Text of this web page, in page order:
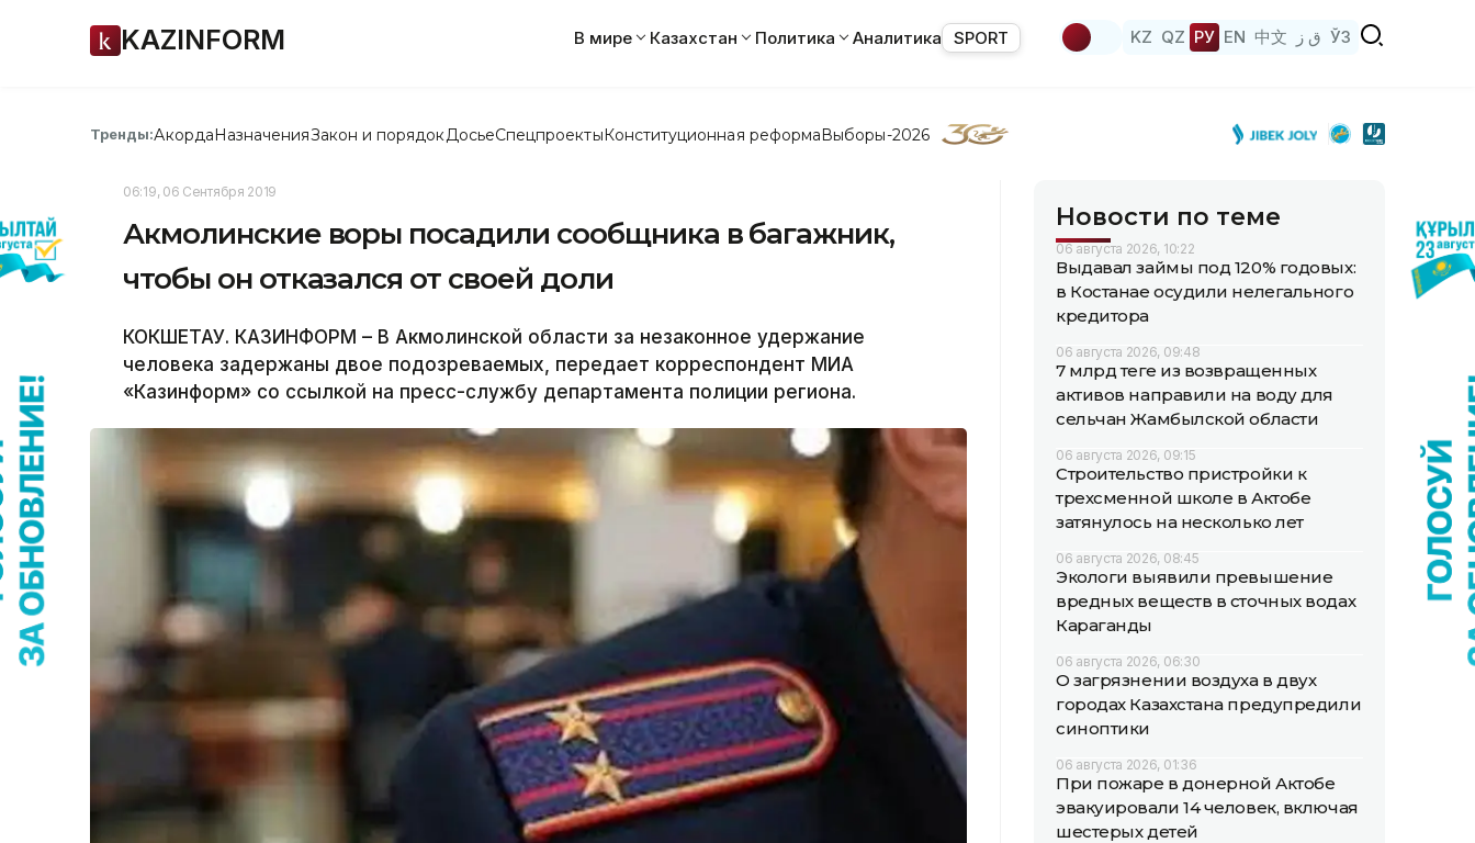
KAZINFORM В мире Казахстан Политика Аналитика SPORT KZ QZ РУ EN 中文 ق ز ЎЗ
Тренды:АкордаНазначенияЗакон и порядок ДосьеСпецпроектыКонституционная реформаВыборы-2026
06:19, 06 Сентября 2019
Акмолинские воры посадили сообщника в багажник,
чтобы он отказался от своей доли
КОКШЕТАУ. КАЗИНФОРМ – В Акмолинской области за незаконное удержание
человека задержаны двое подозреваемых, передает корреспондент МИА
«Казинформ» со ссылкой на пресс-службу департамента полиции региона.
Новости по теме
06 августа 2026, 10:22
Выдавал займы под 120% годовых:
в Костанае осудили нелегального
кредитора
06 августа 2026, 09:48
7 млрд теңге из возвращенных
активов направили на воду для
сельчан Жамбылской области
06 августа 2026, 09:15
Строительство пристройки к
трехсменной школе в Актобе
затянулось на несколько лет
06 августа 2026, 08:45
Экологи выявили превышение
вредных веществ в сточных водах
Караганды
06 августа 2026, 06:30
О загрязнении воздуха в двух
городах Казахстана предупредили
синоптики
06 августа 2026, 01:36
При пожаре в донерной Актобе
эвакуировали 14 человек, включая
шестерых детей